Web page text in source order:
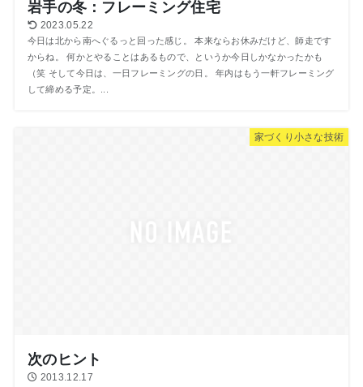
岩手の冬：フレーミング住宅
2023.05.22
今日は北から南へぐるっと回った感じ。 本来ならお休みだけど、師走です
からね。 何かとやることはあるもので、というか今日しかなかったかも
（笑 そして今日は、一日フレーミングの日。 年内はもう一軒フレーミング
して締める予定。...
家づくり小さな技術
次のヒント
2013.12.17